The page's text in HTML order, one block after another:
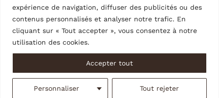
expérience de navigation, diffuser des publicités ou des
contenus personnalisés et analyser notre trafic. En
cliquant sur « Tout accepter », vous consentez à notre
utilisation des cookies.
Personnaliser Tout rejeter
Accepter tout
Suivre sur Instagram
© Copyright 2026 | CréditsIntrasite